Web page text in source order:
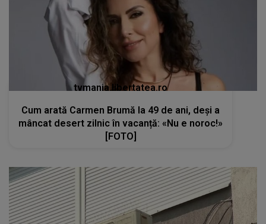
tvmania.libertatea.ro
Cum arată Carmen Brumă la 49 de ani, deși a
mâncat desert zilnic în vacanță: «Nu e noroc!»
[FOTO]